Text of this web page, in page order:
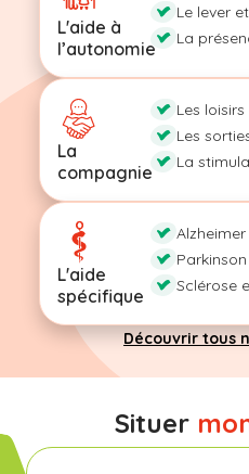
L'aide à
l’autonomie
Le lever
La
La
compagnie
Les loisirs
Les
La
L'aide
spécifique
Alzheimer
Parkinson
Sclérose
Découvrir tous
Situer